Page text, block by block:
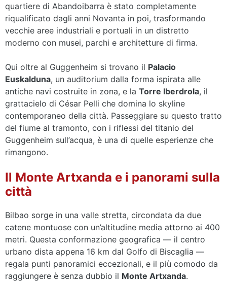
quartiere di Abandoibarra è stato completamente
riqualificato dagli anni Novanta in poi, trasformando
vecchie aree industriali e portuali in un distretto
moderno con musei, parchi e architetture di firma.
Qui oltre al Guggenheim si trovano il Palacio
Euskalduna, un auditorium dalla forma ispirata alle
antiche navi costruite in zona, e la Torre Iberdrola, il
grattacielo di César Pelli che domina lo skyline
contemporaneo della città. Passeggiare su questo tratto
del fiume al tramonto, con i riflessi del titanio del
Guggenheim sull’acqua, è una di quelle esperienze che
rimangono.
Il Monte Artxanda e i panorami sulla
città
Bilbao sorge in una valle stretta, circondata da due
catene montuose con un’altitudine media attorno ai 400
metri. Questa conformazione geografica — il centro
urbano dista appena 16 km dal Golfo di Biscaglia —
regala punti panoramici eccezionali, e il più comodo da
raggiungere è senza dubbio il Monte Artxanda.